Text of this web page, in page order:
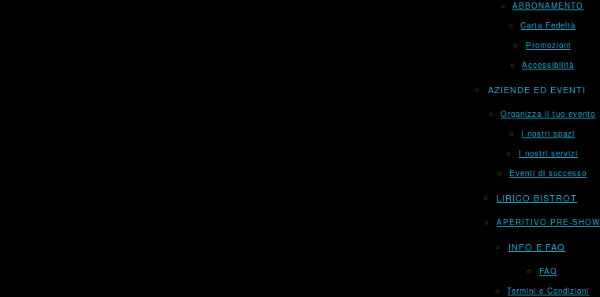
ABBONAMENTO
Carta Fedeltà
Promozioni
Accessibilità
AZIENDE ED EVENTI
Organizza il tuo evento
I nostri spazi
I nostri servizi
Eventi di successo
LIRICO BISTROT
APERITIVO PRE-SHOW
INFO E FAQ
FAQ
Termini e Condizioni